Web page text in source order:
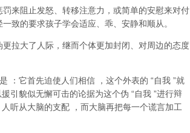
来阻止发怒、转移注意力，或简单的安慰来对付
致的要求孩子学会适应、乖、安静和顺从。
拉大了人际，继而个体更加封闭、对周边的态度
：它首先迫使人们相信 ，这个外表的 “自我 ”就
援引貌似无懈可击的论据为这个伪 “自我 ”进行辩
人听从大脑的支配
，而大脑再把每一个谎言加工